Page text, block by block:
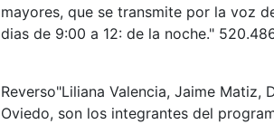
mayores, que se transmite por la voz
dias de 9:00 a 12: de la noche."
Reverso"Liliana Valencia, Jaime Matiz,
Oviedo, son los integrantes del